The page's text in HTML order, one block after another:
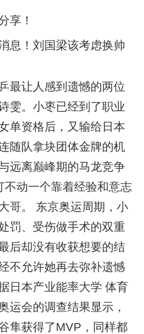
享！
息！刘国梁该考虑换帅
最让人感到遗憾的两位
雯。小枣已经到了职业
单资格后，又输给日本
随队拿块团体金牌的机
远离巅峰期的马龙竞争
不动一个靠着经验和意志
哥。 东京奥运周期，小
罚、受伤做手术的双重
后却没有收获想要的结
不允许她再去弥补遗憾
日本产业能率大学 体育
运会的调查结果显示，
隼获得了MVP，同样都